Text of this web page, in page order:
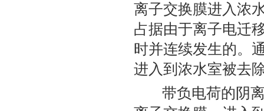
离子交换膜进入浓
占据由于离子电迁
时并连续发生的。
进入到浓水室被去
带负电荷的阴